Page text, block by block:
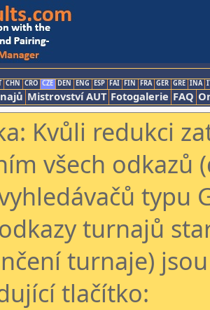
CHN CRO CZE DEN ENG ESP FAI FIN FRA GER GRE INA
Mistrovství AUT Fotogalerie FAQ
Kvůli redukci
všech odkazů
typu
turnajů
turnaje)
tlačítko: